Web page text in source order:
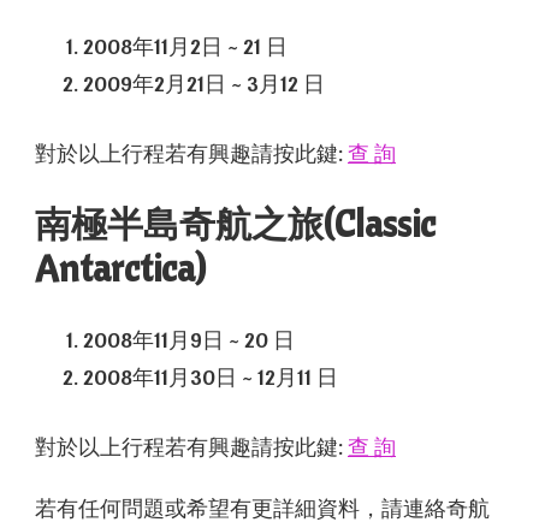
2008年11月2日 ~ 21 日
2009年2月21日 ~ 3月12 日
對於以上行程若有興趣請按此鍵:查 詢
南極半島奇航之旅(Classic
Antarctica)
2008年11月9日 ~ 20 日
2008年11月30日 ~ 12月11 日
對於以上行程若有興趣請按此鍵:查 詢
若有任何問題或希望有更詳細資料，請連絡奇航